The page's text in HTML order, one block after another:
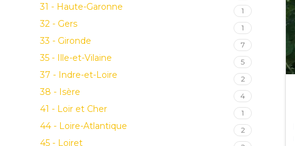
31 - Haute-Garonne 1
32 - Gers 1
33 - Gironde 7
35 - Ille-et-Vilaine 5
37 - Indre-et-Loire 2
38 - Isère 4
41 - Loir et Cher 1
44 - Loire-Atlantique 2
45 - Loiret